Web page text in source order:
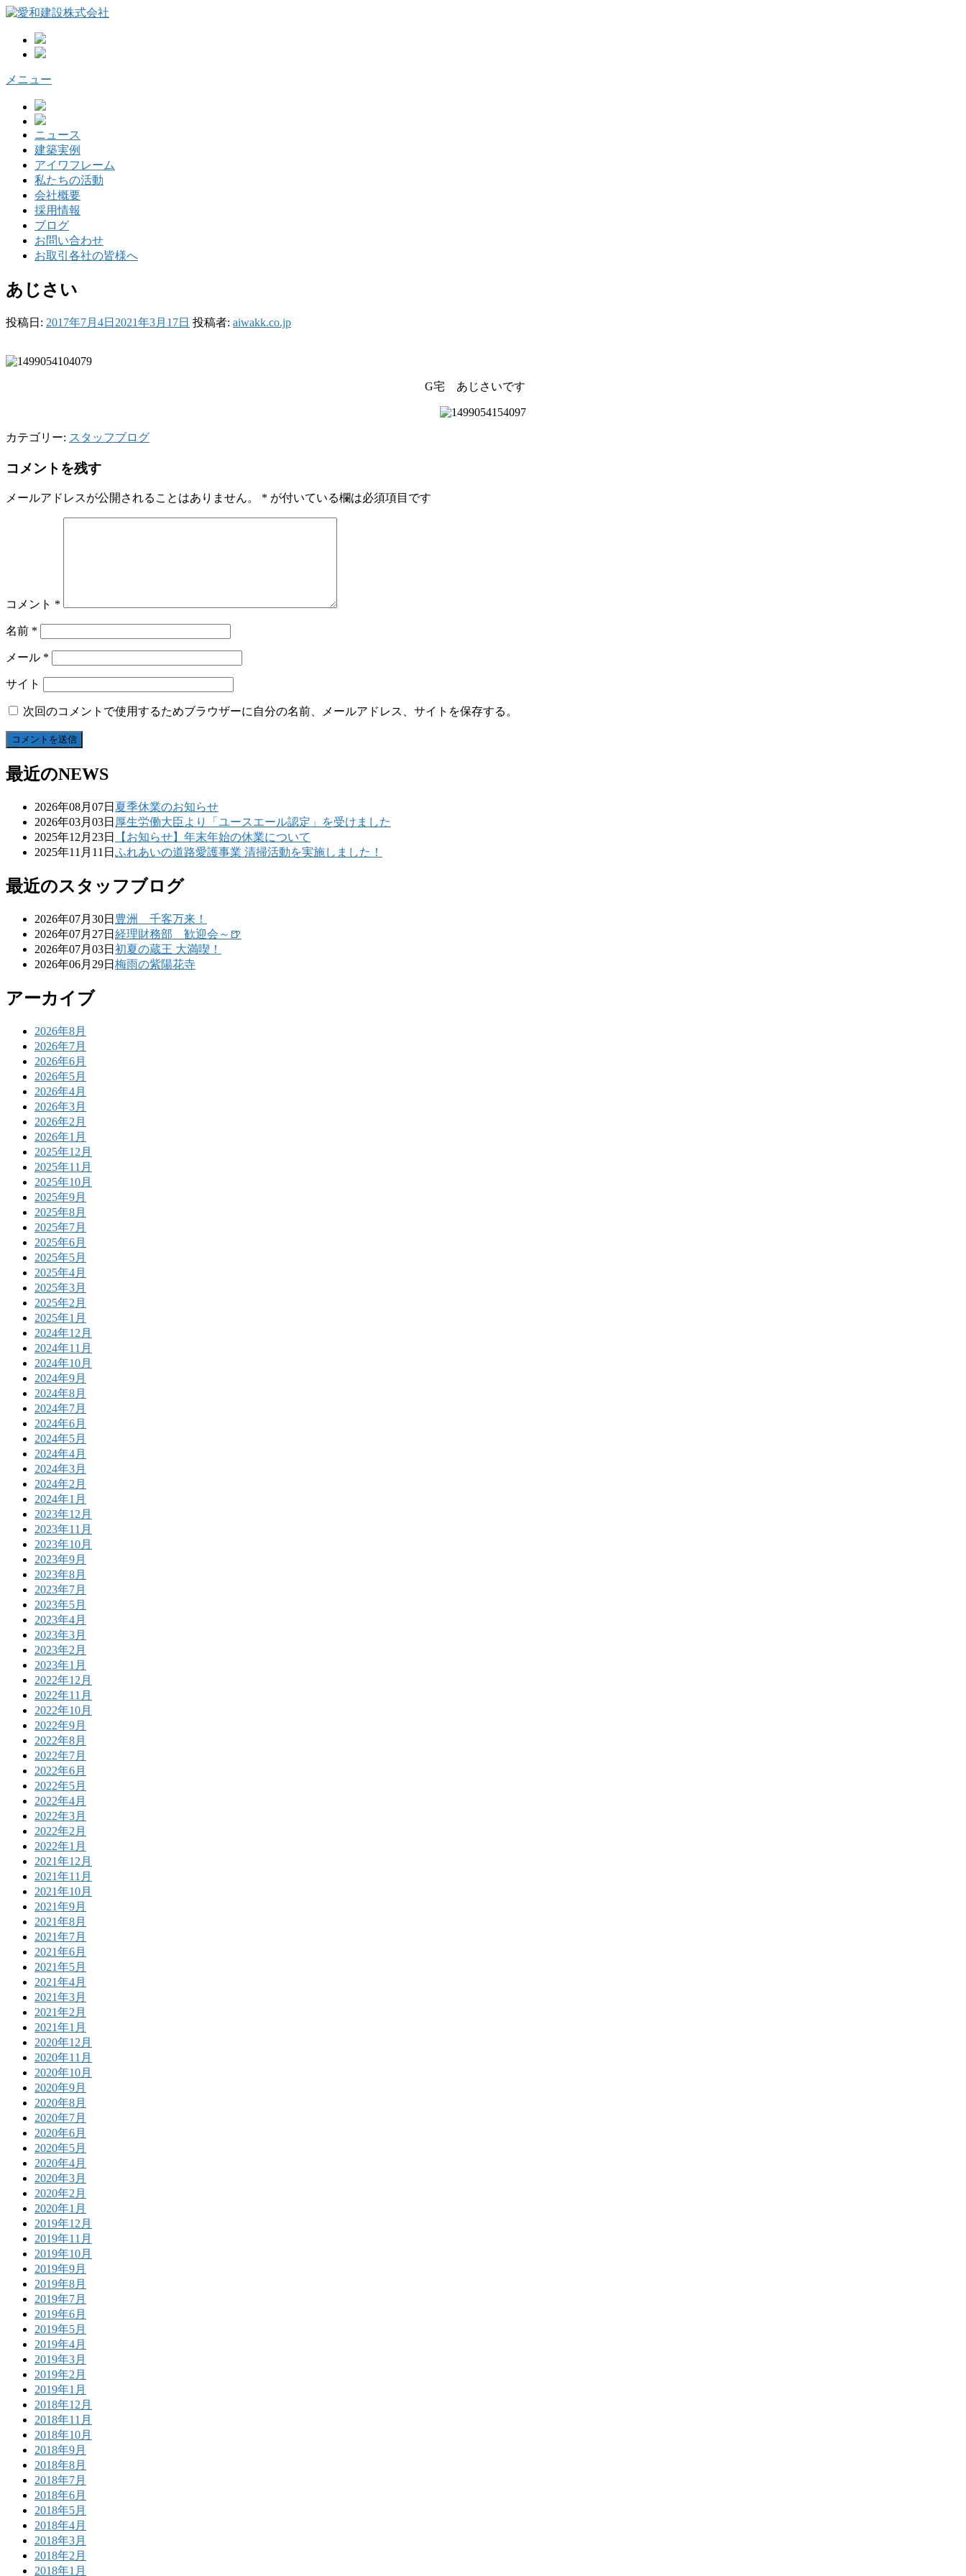
コ
へ
メニュー
ニュース
建築実例
アイワフレーム
私たちの活動
会社概要
採用情報
ブログ
お問い合わせ
お取引各社の皆様へ
あじさい
投稿日: 2017年7月4日 2021年3月17日 投稿者: aiwakk.co.jp
G宅 あじさいです
カテゴリー: スタッフブログ
コメントを残す
メールアドレスが公開されることはありません。 * が付いている欄は必須項目です
コメント *
名前 *
メール *
サイト
次回のコメントで使用するためブラウザーに自分の名前、メールアドレス、サイトを保存する。
最近のNEWS
2026年08月07日 夏季休業のお知らせ
2026年03月03日 厚生労働大臣より「ユースエール認定」を受けました
2025年12月23日
【お知らせ】年末年始の休業について
2025年11月11日 ふれあいの道路愛護事業 清掃活動を実施しました！
最近のスタッフブログ
2026年07月30日 豊洲 千客万来！
2026年07月27日 経理財務部 歓迎会～🍺
2026年07月03日 初夏の蔵王 大満喫！
2026年06月29日 梅雨の紫陽花寺
アーカイブ
2026年8月
2026年7月
2026年6月
2026年5月
2026年4月
2026年3月
2026年2月
2026年1月
2025年12月
2025年11月
2025年10月
2025年9月
2025年8月
2025年7月
2025年6月
2025年5月
2025年4月
2025年3月
2025年2月
2025年1月
2024年12月
2024年11月
2024年10月
2024年9月
2024年8月
2024年7月
2024年6月
2024年5月
2024年4月
2024年3月
2024年2月
2024年1月
2023年12月
2023年11月
2023年10月
2023年9月
2023年8月
2023年7月
2023年5月
2023年4月
2023年3月
2023年2月
2023年1月
2022年12月
2022年11月
2022年10月
2022年9月
2022年8月
2022年7月
2022年6月
2022年5月
2022年4月
2022年3月
2022年2月
2022年1月
2021年12月
2021年11月
2021年10月
2021年9月
2021年8月
2021年7月
2021年6月
2021年5月
2021年4月
2021年3月
2021年2月
2021年1月
2020年12月
2020年11月
2020年10月
2020年9月
2020年8月
2020年7月
2020年6月
2020年5月
2020年4月
2020年3月
2020年2月
2020年1月
2019年12月
2019年11月
2019年10月
2019年9月
2019年8月
2019年7月
2019年6月
2019年5月
2019年4月
2019年3月
2019年2月
2019年1月
2018年12月
2018年11月
2018年10月
2018年9月
2018年8月
2018年7月
2018年6月
2018年5月
2018年4月
2018年3月
2018年2月
2018年1月